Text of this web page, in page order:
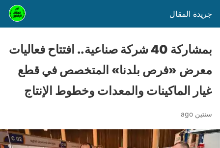
جريدة المقال
بمشاركة 40 شركة صناعية.. افتتاح فعاليات
معرض «فرص بلدنا» المتخصص في قطع
غيار الماكينات والمعدات وخطوط الإنتاج
سنتين ago